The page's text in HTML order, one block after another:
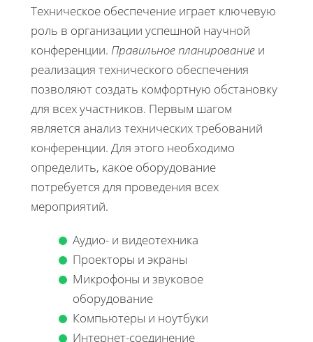
Техническое обеспечение играет ключевую
роль в организации успешной научной
конференции. Правильное планирование и
реализация технического обеспечения
позволяют создать комфортную обстановку
для всех участников. Первым шагом
является анализ технических требований
конференции. Для этого необходимо
определить, какое оборудование
потребуется для проведения всех
мероприятий.
Аудио- и видеотехника
Проекторы и экраны
Микрофоны и звуковое
оборудование
Компьютеры и ноутбуки
Интернет-соединение